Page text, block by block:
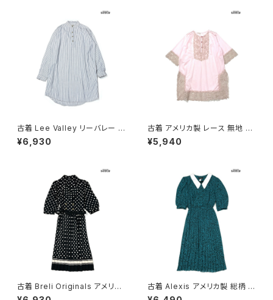
古着 Lee Valley リーバレー ス
トライプ柄 コットン100％ ロン
グ丈 長袖 ワンピース 青 (otu2
¥6,930
古着 アメリカ製 レース 無地 ナ
イロン ミニ丈 七分袖 ワンピー
ス ピンク (otu2602051)
¥5,940
古着 Breli Originals アメリカ
製 ドット柄 ロング丈 長袖 プリ
古着 Alexis アメリカ製 総柄 ロ
ング丈 長袖 プリーツ ワンピー